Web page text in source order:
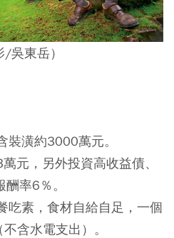
/吳東岳）
裝潢約3000萬元。
元，另外投資高收益債、
率6％。
吃素，食材自給自足，一個
含水電支出）。